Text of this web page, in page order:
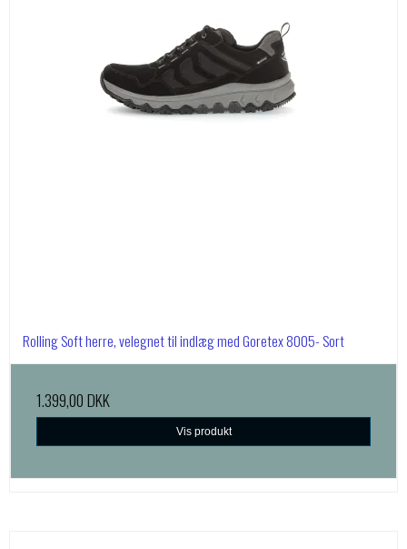
Rolling Soft herre, velegnet til indlæg med Goretex 8005- Sort
1.399,00 DKK
Vis produkt